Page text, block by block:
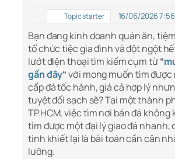
Topic starter 16/06/2026
Bạn đang kinh doanh quán ăn,
tổ chức tiệc gia đình và đột ngột
lướt điện thoại tìm kiếm cụm từ“
gần đây“với mong muốn tìm được
cấp đá tốc hành, giá cả hợp lý
tuyệt đối sạch sẽ? Tại một thành
TP.HCM, việc tìm nơi bán đá
tìm được một đại lý giao đá nhanh,
tinh khiết lại là bài toán cần cân
lưỡng.